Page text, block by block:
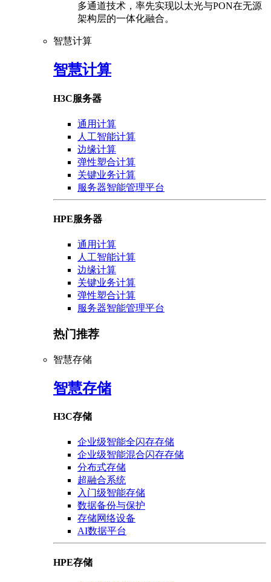
多通道技术，率先实现以太光与PON在无源
架构层的一体化融合。
智慧计算
智慧计算
H3C服务器
通用计算
人工智能计算
边缘计算
弹性塑合计算
关键业务计算
服务器智能管理平台
HPE服务器
通用计算
人工智能计算
边缘计算
关键业务计算
弹性塑合计算
服务器智能管理平台
热门推荐
智慧存储
智慧存储
H3C存储
企业级智能全闪存存储
企业级智能混合闪存存储
分布式存储
超融合系统
入门级智能存储
数据备份与保护
存储网络设备
AI数据平台
HPE存储